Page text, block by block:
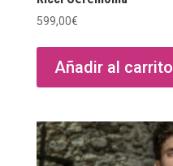
599,00€
Añadir al carrito